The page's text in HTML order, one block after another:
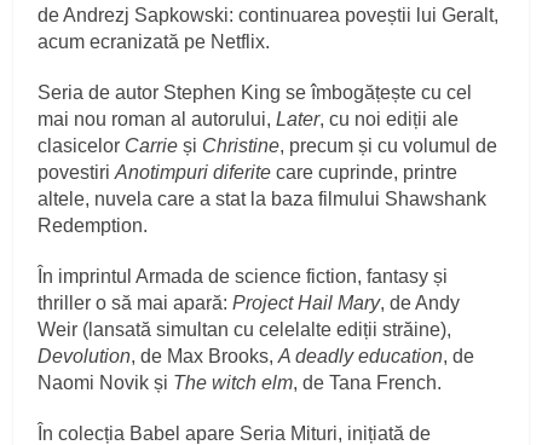
de Andrezj Sapkowski: continuarea poveștii lui Geralt,
acum ecranizată pe Netflix.
Seria de autor Stephen King se îmbogățește cu cel
mai nou roman al autorului,Later, cu noi ediții ale
clasicelor Carrie și Christine, precum și cu volumul de
povestiriAnotimpuri diferite care cuprinde, printre
altele, nuvela care a stat la baza filmului Shawshank
Redemption.
În imprintul Armada de science fiction, fantasy și
thriller o să mai apară:Project Hail Mary, de Andy
Weir (lansată simultan cu celelalte ediții străine),
Devolution, de Max Brooks,A deadly education, de
Naomi Novik și The witch elm, de Tana French.
În colecția Babel apare Seria Mituri, inițiată de